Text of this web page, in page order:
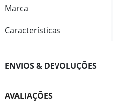
Marca
Características
ENVIOS & DEVOLUÇÕES
AVALIAÇÕES